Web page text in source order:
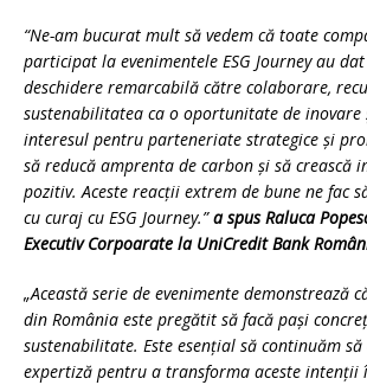
“Ne-am bucurat mult să vedem că toate
participat la evenimentele ESG Journey au
deschidere remarcabilă către colaborare,
sustenabilitatea ca o oportunitate de inovare
interesul pentru parteneriate strategice și
să reducă amprenta de carbon și să crească
pozitiv. Aceste reacții extrem de bune ne fac
cu curaj cu ESG Journey.”a spus Raluca
Executiv Corpoarate la UniCredit Bank
„Această serie de evenimente demonstrează
din România este pregătit să facă pași
sustenabilitate. Este esențial să continuăm
expertiză pentru a transforma aceste intenții